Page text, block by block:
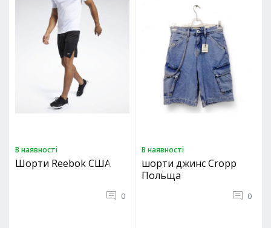
В наявностi
Шорти Reebok США
0
В наявностi
шорти джинс Cropp
Польща
0